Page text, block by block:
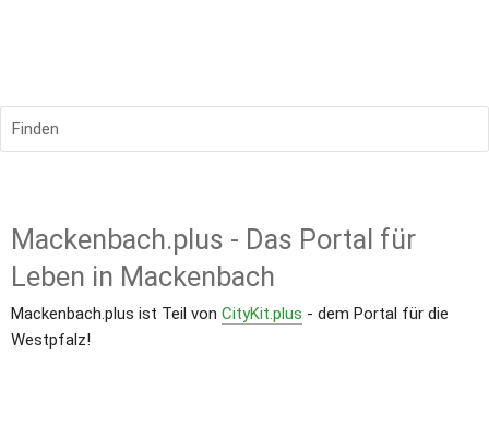
Finden
Mackenbach.plus - Das Portal für
Leben in Mackenbach
Mackenbach.plus ist Teil von CityKit.plus - dem Portal für die
Westpfalz!